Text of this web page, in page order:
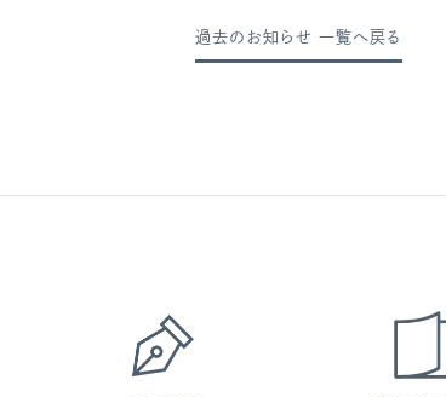
過去のお知らせ 一覧へ戻る